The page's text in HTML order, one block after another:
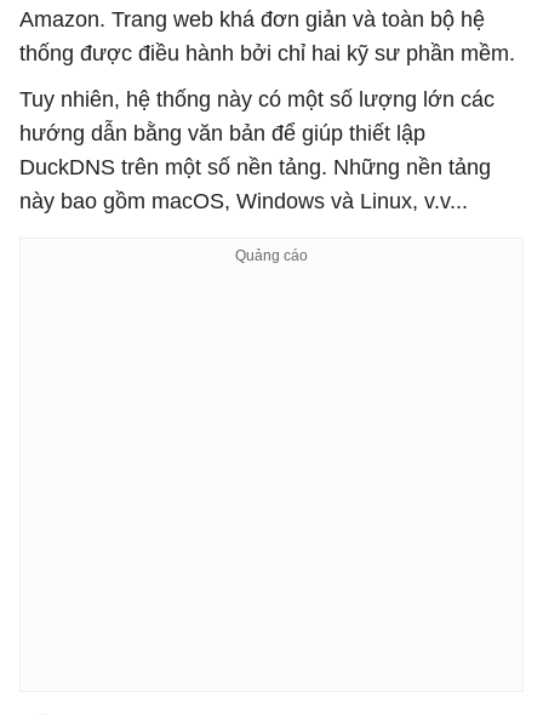
Amazon. Trang web khá đơn giản và toàn bộ hệ
thống được điều hành bởi chỉ hai kỹ sư phần mềm.
Tuy nhiên, hệ thống này có một số lượng lớn các
hướng dẫn bằng văn bản để giúp thiết lập
DuckDNS trên một số nền tảng. Những nền tảng
này bao gồm macOS, Windows và Linux, v.v...